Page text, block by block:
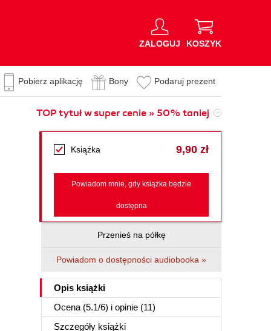
ZALOGUJ KOSZYK
Pobierz aplikację Bony Podaruj prezent
TOP tytuł w super cenie » 50% taniej
Książka 9,90 zł
Powiadom mnie, gdy książka będzie
dostępna
Przenieś na półkę
Powiadom o dostępności audiobooka »
Opis książki
Ocena (5.1/6) i opinie (11)
Szczegóły książki